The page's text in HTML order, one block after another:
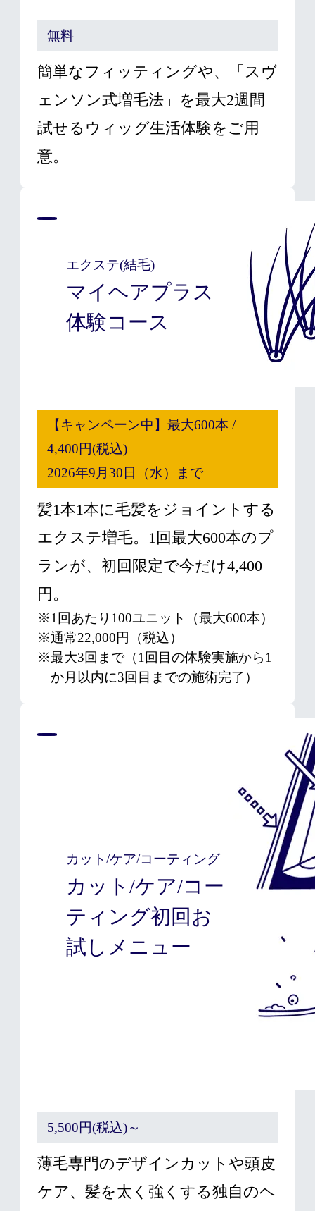
無料
簡単なフィッティングや、「スヴ
ェンソン式増毛法」を最大2週間
試せるウィッグ生活体験をご用
意。
エクステ(結毛)
マイヘアプラス
体験コース
【キャンペーン中】最大600本 /
4,400円(税込)
2026年9月30日（水）まで
髪1本1本に毛髪をジョイントする
エクステ増毛。1回最大600本のプ
ランが、初回限定で今だけ4,400
円。
※1回あたり100ユニット（最大600本）
※通常22,000円（税込）
※最大3回まで（1回目の体験実施から1
か月以内に3回目までの施術完了）
カット/ケア/コーティング
カット/ケア/コー
ティング初回お
試しメニュー
5,500円(税込)～
薄毛専門のデザインカットや頭皮
ケア、髪を太く強くする独自のヘ